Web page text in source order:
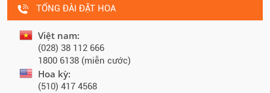
TỔNG ĐÀI ĐẶT HOA
Việt nam:
(028) 38 112 666
1800 6138 (miễn cước)
Hoa kỳ:
(510) 417 4568